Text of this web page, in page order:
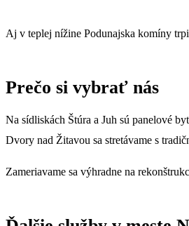
Aj v teplej nížine Podunajska komíny
Prečo si vybrať nás
Na sídliskách Štúra a Juh sú panelové
Dvory nad Žitavou sa stretávame s
Zameriavame sa výhradne na